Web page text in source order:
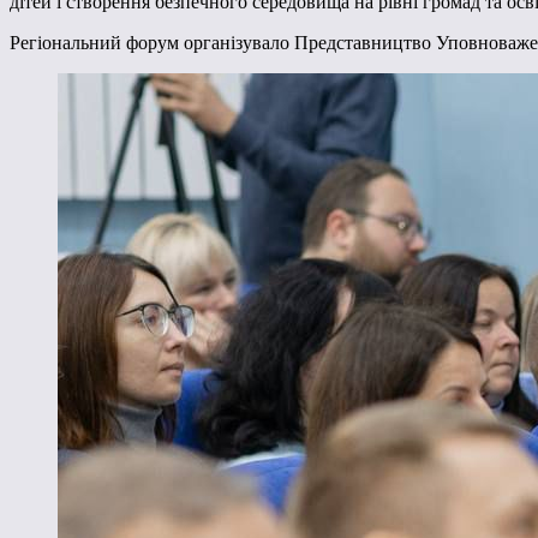
Регіональний форум організувало Представництво